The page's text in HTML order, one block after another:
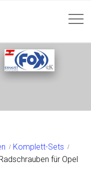
Komplett-Sets
für Opel